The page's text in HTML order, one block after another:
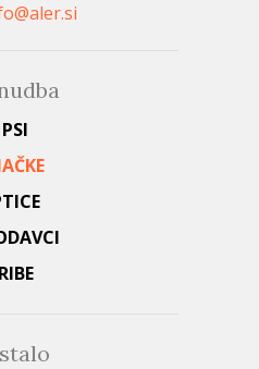
PSI
RIBE